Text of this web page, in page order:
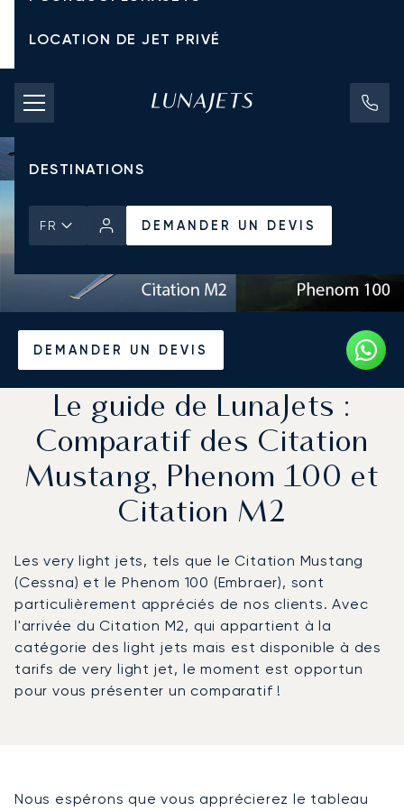
LOCATION DE JET PRIVÉ
TARIFS D'AFFRÈTEMENT
JETS PRIVÉS
DESTINATIONS
FR DEMANDER UN DEVIS
DEMANDER UN DEVIS
Le guide de LunaJets :
Comparatif des Citation
Mustang, Phenom 100 et
Citation M2
Les very light jets, tels que le Citation Mustang
(Cessna) et le Phenom 100 (Embraer), sont
particulièrement appréciés de nos clients. Avec
l'arrivée du Citation M2, qui appartient à la
catégorie des light jets mais est disponible à des
tarifs de very light jet, le moment est opportun
pour vous présenter un comparatif !
Nous espérons que vous apprécierez le tableau